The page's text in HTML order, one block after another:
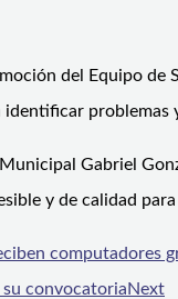
del Equipo
Gabriel
y de calidad
computadores
su convocatoriaNext